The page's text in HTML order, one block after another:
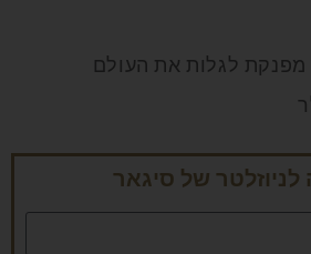
מפנקת לגלות את העולם
של סיגאר